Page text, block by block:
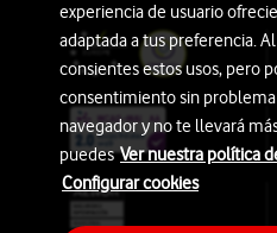
experiencia de usuario
adaptada a tus preferencia.
consientes estos usos, pero
consentimiento sin
navegador y no te llevará
puedesVer nuestra política
Configurar cookies